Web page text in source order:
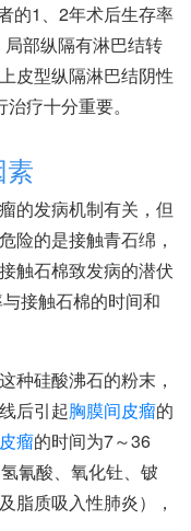
的1、2年术后生存率
部纵隔有淋巴结转
皮型纵隔淋巴结阴性
疗十分重要。
的发病机制有关，但
险的是接触青石绵，
触石棉致发病的潜伏
接触石棉的时间和
种硅酸沸石的粉末，
后引起胸膜间皮瘤的
瘤的时间为7～36
氰酸、氧化钍、铍
脂质吸入性肺炎），